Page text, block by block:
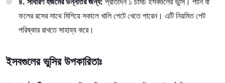
ফলের রসের সাথে মিশিয়ে সকালে খালি পেটে খেতে পারেন। এটি নিয়মিত পেট
পরিষ্কার রাখতে সাহায্য করে।
ইসবগুলের ভুসির উপকারিতাঃ